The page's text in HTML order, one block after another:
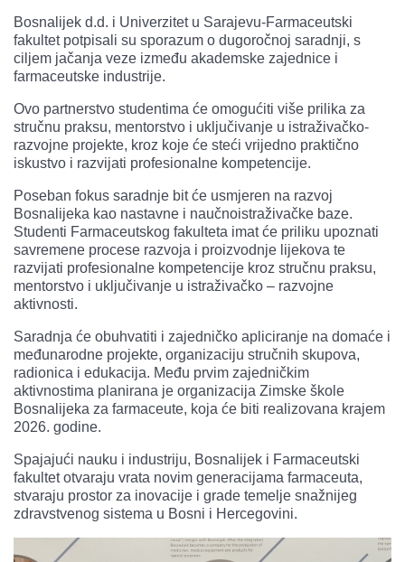
Bosnalijek d.d. i Univerzitet u Sarajevu-Farmaceutski
fakultet potpisali su sporazum o dugoročnoj saradnji, s
ciljem jačanja veze između akademske zajednice i
farmaceutske industrije.
Ovo partnerstvo studentima će omogućiti više prilika za
stručnu praksu, mentorstvo i uključivanje u istraživačko-
razvojne projekte, kroz koje će steći vrijedno praktično
iskustvo i razvijati profesionalne kompetencije.
Poseban fokus saradnje bit će usmjeren na razvoj
Bosnalijeka kao nastavne i naučnoistraživačke baze.
Studenti Farmaceutskog fakulteta imat će priliku upoznati
savremene procese razvoja i proizvodnje lijekova te
razvijati profesionalne kompetencije kroz stručnu praksu,
mentorstvo i uključivanje u istraživačko – razvojne
aktivnosti.
Saradnja će obuhvatiti i zajedničko apliciranje na domaće i
međunarodne projekte, organizaciju stručnih skupova,
radionica i edukacija. Među prvim zajedničkim
aktivnostima planirana je organizacija Zimske škole
Bosnalijeka za farmaceute, koja će biti realizovana krajem
2026. godine.
Spajajući nauku i industriju, Bosnalijek i Farmaceutski
fakultet otvaraju vrata novim generacijama farmaceuta,
stvaraju prostor za inovacije i grade temelje snažnijeg
zdravstvenog sistema u Bosni i Hercegovini.